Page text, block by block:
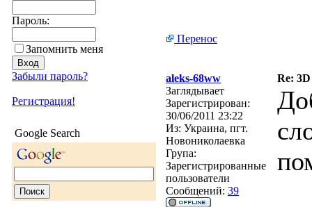
Пароль:
Запомнить меня
Забыли пароль?
Регистрация!
Google Search
Перенос
aleks-68ww
Re:
Заглядывает
Зарегистрирован:
30/06/2011 23:22
Из: Украина, пгт.
Новониколаевка
Група:
Зарегистрированные
пользователи
Сообщений: 39